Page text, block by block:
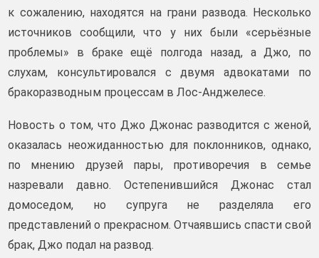
к сожалению, находятся на грани развода. Несколько
источников сообщили, что у них были «серьёзные
проблемы» в браке ещё полгода назад, а Джо, по
слухам, консультировался с двумя адвокатами по
бракоразводным процессам в Лос-Анджелесе.
Новость о том, что Джо Джонас разводится с женой,
оказалась неожиданностью для поклонников, однако,
по мнению друзей пары, противоречия в семье
назревали давно. Остепенившийся Джонас стал
домоседом, но супруга не разделяла его
представлений о прекрасном. Отчаявшись спасти свой
брак, Джо подал на развод.